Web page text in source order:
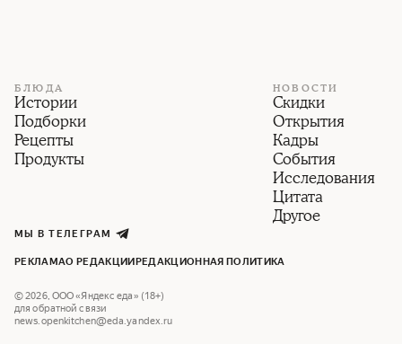
БЛЮДА
Истории
Подборки
Рецепты
Продукты
НОВОСТИ
Скидки
Открытия
Кадры
События
Исследования
Цитата
Другое
МЫ В ТЕЛЕГРАМ
РЕКЛАМАО РЕДАКЦИИ РЕДАКЦИОННАЯ ПОЛИТИКА
©2026, ООО «Яндекс еда» (18+)
для обратной связи
news.openkitchen@eda.yandex.ru